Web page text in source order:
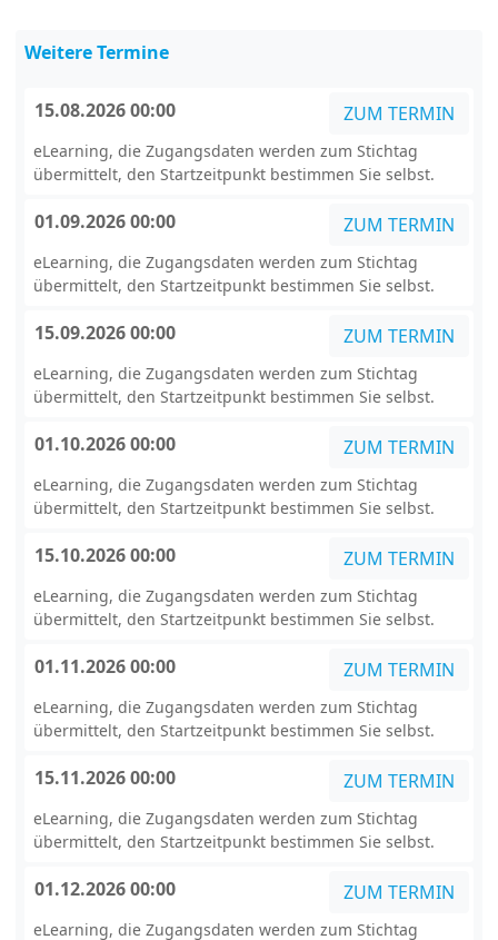
Weitere Termine
15.08.2026 00:00 ZUM TERMIN
eLearning, die Zugangsdaten werden zum Stichtag
übermittelt, den Startzeitpunkt bestimmen Sie selbst.
01.09.2026 00:00 ZUM TERMIN
eLearning, die Zugangsdaten werden zum Stichtag
übermittelt, den Startzeitpunkt bestimmen Sie selbst.
15.09.2026 00:00 ZUM TERMIN
eLearning, die Zugangsdaten werden zum Stichtag
übermittelt, den Startzeitpunkt bestimmen Sie selbst.
01.10.2026 00:00 ZUM TERMIN
eLearning, die Zugangsdaten werden zum Stichtag
übermittelt, den Startzeitpunkt bestimmen Sie selbst.
15.10.2026 00:00 ZUM TERMIN
eLearning, die Zugangsdaten werden zum Stichtag
übermittelt, den Startzeitpunkt bestimmen Sie selbst.
01.11.2026 00:00 ZUM TERMIN
eLearning, die Zugangsdaten werden zum Stichtag
übermittelt, den Startzeitpunkt bestimmen Sie selbst.
15.11.2026 00:00 ZUM TERMIN
eLearning, die Zugangsdaten werden zum Stichtag
übermittelt, den Startzeitpunkt bestimmen Sie selbst.
01.12.2026 00:00 ZUM TERMIN
eLearning, die Zugangsdaten werden zum Stichtag